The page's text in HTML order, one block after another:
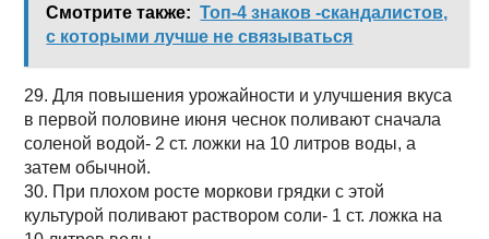
Смотрите также: Топ-4 знаков -скандалистов,
с которыми лучше не связываться
29. Для повышения урожайности и улучшения вкуса
в первой половине июня чеснок поливают сначала
соленой водой- 2 ст. ложки на 10 литров воды, а
затем обычной.
30. При плохом росте моркови грядки с этой
культурой поливают раствором соли- 1 ст. ложка на